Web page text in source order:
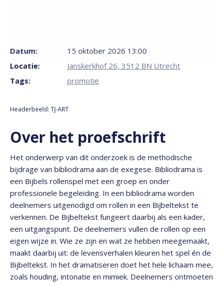
Datum:
15 oktober 2026 13:00
Locatie:
Janskerkhof 26, 3512 BN Utrecht
Tags:
promotie
Headerbeeld: TJ-ART
Over het proefschrift
Het onderwerp van dit onderzoek is de methodische
bijdrage van bibliodrama aan de exegese. Bibliodrama is
een Bijbels rollenspel met een groep en onder
professionele begeleiding. In een bibliodrama worden
deelnemers uitgenodigd om rollen in een Bijbeltekst te
verkennen. De Bijbeltekst fungeert daarbij als een kader,
een uitgangspunt. De deelnemers vullen de rollen op een
eigen wijze in. Wie ze zijn en wat ze hebben meegemaakt,
maakt daarbij uit: de levensverhalen kleuren het spel én de
Bijbeltekst. In het dramatiseren doet het hele lichaam mee,
zoals houding, intonatie en mimiek. Deelnemers ontmoeten